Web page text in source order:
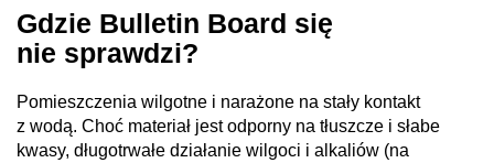
Gdzie Bulletin Board się
nie sprawdzi?
Pomieszczenia wilgotne i narażone na stały kontakt
z wodą. Choć materiał jest odporny na tłuszcze i słabe
kwasy, długotrwałe działanie wilgoci i alkaliów (na